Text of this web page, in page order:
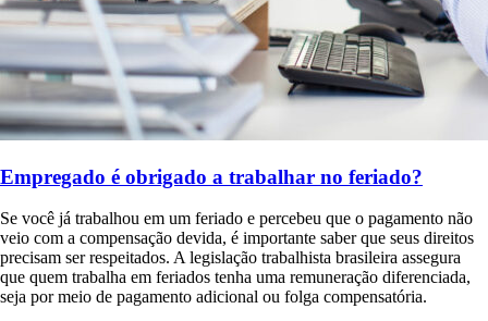
Empregado é obrigado a trabalhar no feriado?
Se você já trabalhou em um feriado e percebeu que o pagamento não
veio com a compensação devida, é importante saber que seus direitos
precisam ser respeitados. A legislação trabalhista brasileira assegura
que quem trabalha em feriados tenha uma remuneração diferenciada,
seja por meio de pagamento adicional ou folga compensatória.